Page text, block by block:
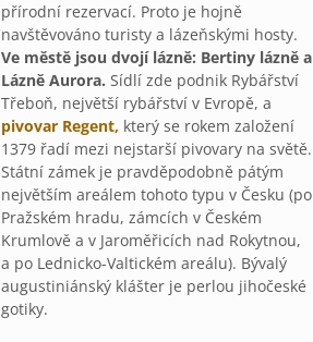
přírodní rezervací. Proto je hojně
navštěvováno turisty a lázeňskými hosty.
Ve městě jsou dvojí lázně: Bertiny lázně a
Lázně Aurora. Sídlí zde podnik Rybářství
Třeboň, největší rybářství v Evropě, a
pivovar Regent, který se rokem založení
1379 řadí mezi nejstarší pivovary na světě.
Státní zámek je pravděpodobně pátým
největším areálem tohoto typu v Česku (po
Pražském hradu, zámcích v Českém
Krumlově a v Jaroměřicích nad Rokytnou,
a po Lednicko-Valtickém areálu). Bývalý
augustiniánský klášter je perlou jihočeské
gotiky.